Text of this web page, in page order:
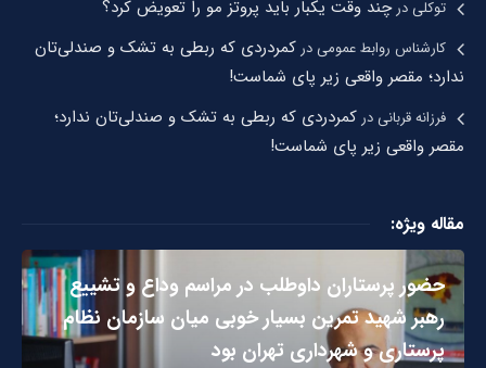
توکلیدرچند وقت یکبار باید پروتز مو را تعویض کرد؟
کارشناس روابط عمومیدر کمردردی که ربطی به تشک و صندلی‌تان
ندارد؛ مقصر واقعی زیر پای شماست!
فرزانه قربانیدر کمردردی که ربطی به تشک و صندلی‌تان ندارد؛
مقصر واقعی زیر پای شماست!
مقاله ویژه:
حضور پرستاران داوطلب در مراسم وداع و تشییع
رهبر شهید تمرین بسیار خوبی میان سازمان نظام
پرستاری و شهرداری تهران بود